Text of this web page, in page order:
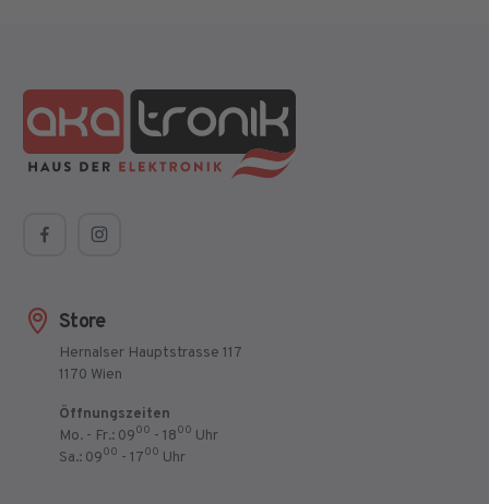
Store
Hernalser Hauptstrasse 117
1170 Wien
Öffnungszeiten
Mo. - Fr.: 0900 - 1800 Uhr
Sa.: 0900 - 1700 Uhr